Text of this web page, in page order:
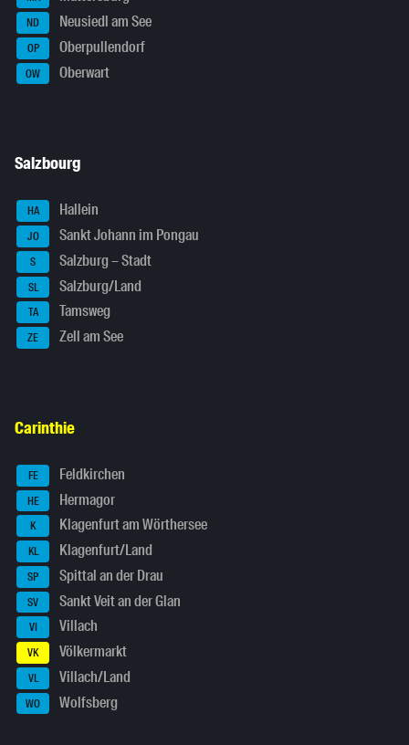
ND Neusiedl am See
OP Oberpullendorf
OW Oberwart
Salzbourg
HA Hallein
JO Sankt Johann im Pongau
S Salzburg – Stadt
SL Salzburg/Land
TA Tamsweg
ZE Zell am See
Carinthie
FE Feldkirchen
HE Hermagor
K Klagenfurt am Wörthersee
KL Klagenfurt/Land
SP Spittal an der Drau
SV Sankt Veit an der Glan
VI Villach
VK Völkermarkt
VL Villach/Land
WO Wolfsberg